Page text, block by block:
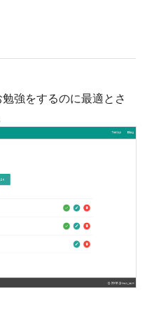
強をするのに最適とさ